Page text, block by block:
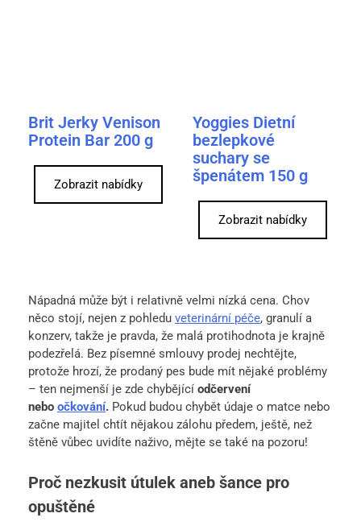
Brit Jerky Venison
Protein Bar 200 g
Zobrazit nabídky
Yoggies Dietní
bezlepkové
suchary se
špenátem 150 g
Zobrazit nabídky
Nápadná může být i relativně velmi nízká cena. Chov
něco stojí, nejen z pohledu veterinární péče, granulí a
konzerv, takže je pravda, že malá protihodnota je krajně
podezřelá. Bez písemné smlouvy prodej nechtějte,
protože hrozí, že prodaný pes bude mít nějaké problémy
– ten nejmenší je zde chybějící odčervení
nebo očkování. Pokud budou chybět údaje o matce nebo
začne majitel chtít nějakou zálohu předem, ještě, než
štěně vůbec uvidíte naživo, mějte se také na pozoru!
Proč nezkusit útulek aneb šance pro
opuštěné